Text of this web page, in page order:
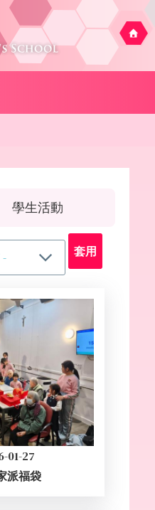
學生活動
01-27
派福袋